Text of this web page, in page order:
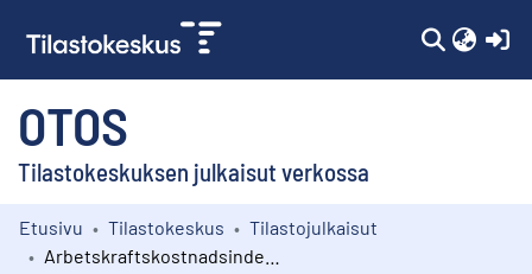
OTOS
Tilastokeskuksen julkaisut verkossa
Kokoelmat
Etusivu Tilastokeskus
Tilastojulkaisut